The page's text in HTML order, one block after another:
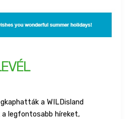
a WILDisland
legfontosabb híreket,